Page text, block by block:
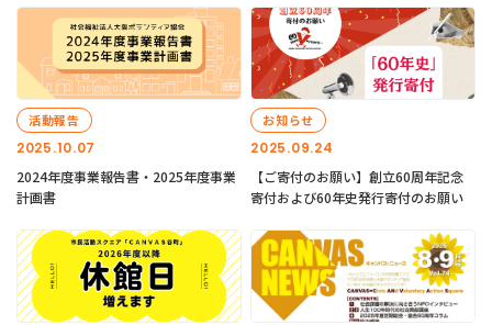
2025.10.07
活動報告
2024年度事業報告書・2025年度事業
計画書
2025.09.24
お知らせ
【ご寄付のお願い】創立60周年記念
寄付および60年史発行寄付のお願い